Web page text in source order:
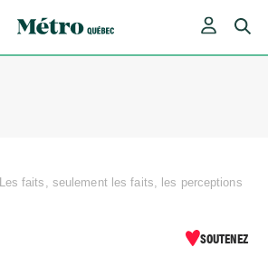
Les faits, seulement les faits, les perceptions
SOUTENEZ